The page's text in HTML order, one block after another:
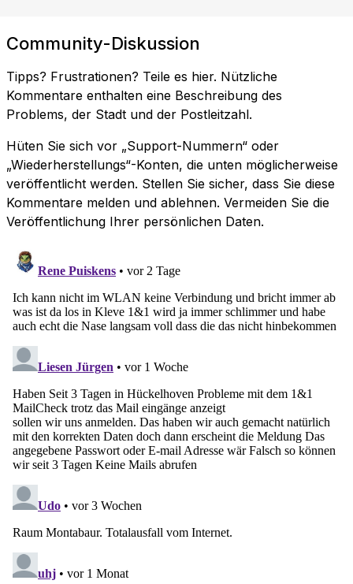
Community-Diskussion
Tipps? Frustrationen? Teile es hier. Nützliche
Kommentare enthalten eine Beschreibung des
Problems, der Stadt und der Postleitzahl.
Hüten Sie sich vor „Support-Nummern“ oder
„Wiederherstellungs“-Konten, die unten möglicherweise
veröffentlicht werden. Stellen Sie sicher, dass Sie diese
Kommentare melden und ablehnen. Vermeiden Sie die
Veröffentlichung Ihrer persönlichen Daten.